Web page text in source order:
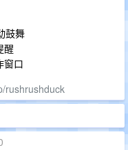
鼓舞
醒
窗口
rushrushduck